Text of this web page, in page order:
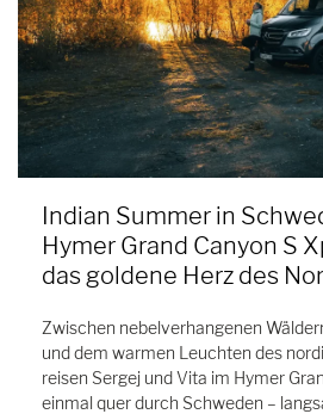
Indian Summer in
Hymer Grand Canyon S
das goldene Herz des
Zwischen nebelverhangenen
und dem warmen Leuchten des
reisen Sergej und Vita im Hymer
einmal quer durch Schweden –